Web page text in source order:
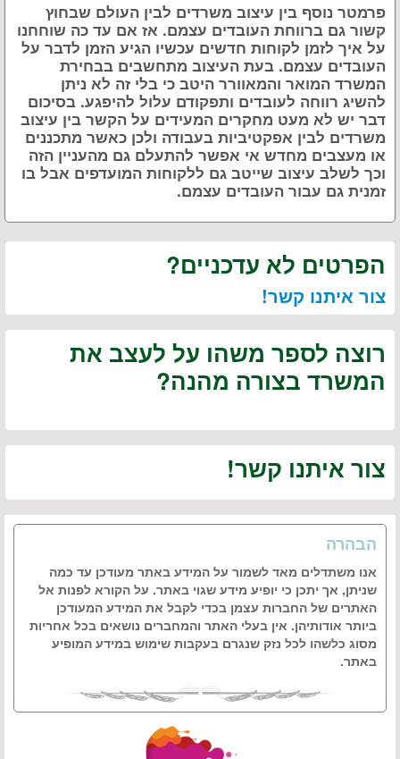
פרמטר נוסף בין עיצוב משרדים לבין העולם שבחוץ
קשור גם ברווחת העובדים עצמם. אז אם עד כה שוחחנו
על איך לזמן לקוחות חדשים עכשיו הגיע הזמן לדבר על
העובדים עצמם. בעת העיצוב מתחשבים בבחירת
המשרד המואר והמאוורר היטב כי בלי זה לא ניתן
להשיג רווחה לעובדים ותפקודם עלול להיפגע. בסיכום
דבר יש לא מעט מחקרים המעידים על הקשר בין עיצוב
משרדים לבין אפקטיביות בעבודה ולכן כאשר מתכננים
או מעצבים מחדש אי אפשר להתעלם גם מהעניין הזה
וכך לשלב עיצוב שייטב גם ללקוחות המועדפים אבל בו
זמנית גם עבור העובדים עצמם.
הפרטים לא עדכניים?
צור איתנו קשר!
רוצה לספר משהו על לעצב את
המשרד בצורה מהנה?
צור איתנו קשר!
הבהרה
אנו משתדלים מאד לשמור על המידע באתר מעודכן עד כמה
שניתן, אך יתכן כי יופיע מידע שגוי באתר. על הקורא לפנות אל
האתרים של החברות עצמן בכדי לקבל את המידע המעודכן
ביותר אודותיהן. אין בעלי האתר והמחברים נושאים בכל אחריות
מסוג כלשהו לכל נזק שנגרם בעקבות שימוש במידע המופיע
באתר.